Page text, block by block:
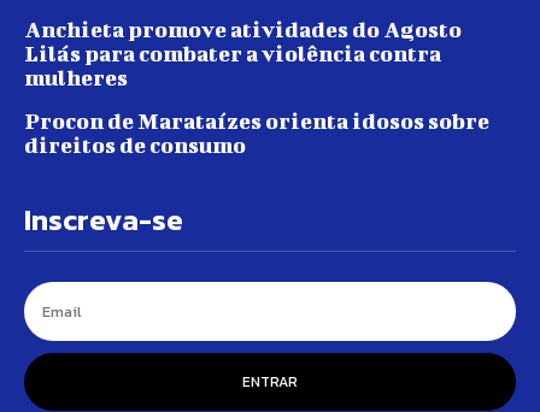
Anchieta promove atividades do Agosto
Lilás para combater a violência contra
mulheres
Procon de Marataízes orienta idosos sobre
direitos de consumo
Inscreva-se
ENTRAR